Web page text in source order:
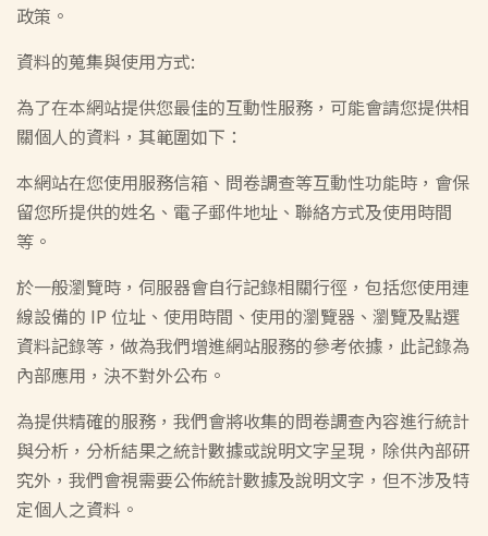
政策。
資料的蒐集與使用方式:
為了在本網站提供您最佳的互動性服務，可能會請您提供相
關個人的資料，其範圍如下：
本網站在您使用服務信箱、問卷調查等互動性功能時，會保
留您所提供的姓名、電子郵件地址、聯絡方式及使用時間
等。
於一般瀏覽時，伺服器會自行記錄相關行徑，包括您使用連
線設備的 IP 位址、使用時間、使用的瀏覽器、瀏覽及點選
資料記錄等，做為我們增進網站服務的參考依據，此記錄為
內部應用，決不對外公布。
為提供精確的服務，我們會將收集的問卷調查內容進行統計
與分析，分析結果之統計數據或說明文字呈現，除供內部研
究外，我們會視需要公佈統計數據及說明文字，但不涉及特
定個人之資料。